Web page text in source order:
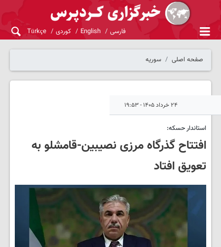
فارسی English کوردی Türkçe
صفحه اصلی سوریه
۲۴ خرداد ۱۴۰۵ - ۱۹:۵۳
استاندار حسکه:
افتتاح گذرگاه مرزی نصیبین-قامشلو به
تعویق افتاد